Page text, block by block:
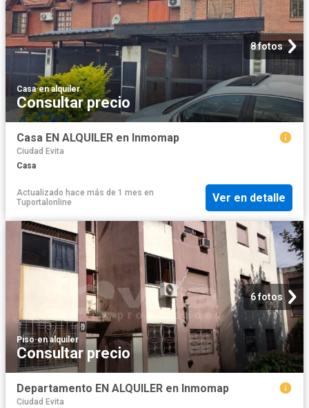
8 fotos
Casa·en alquiler
Consultar precio
Casa EN ALQUILER en Inmomap
Ciudad Evita
Casa
Actualizado hace más de 1 mes en
Tuportalonline
Ver en detalle
6 fotos
Piso·en alquiler
Consultar precio
Departamento EN ALQUILER en Inmomap
Ciudad Evita